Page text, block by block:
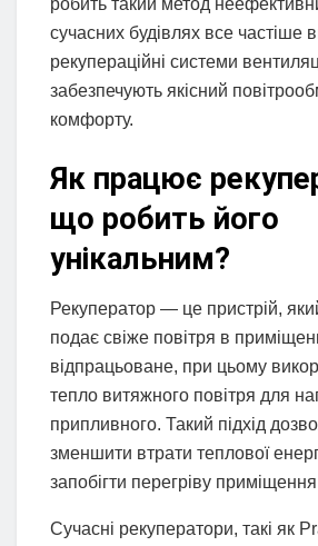
сучасних будівлях все частіше
рекупераційні системи
забезпечують якісний
комфорту.
Як працює
що робить його
унікальним?
Рекуператор — це пристрій,
подає свіже повітря в
відпрацьоване, при цьому
тепло витяжного повітря для
припливного. Такий підхід
зменшити втрати теплової
запобігти перегріву приміщення
Сучасні рекуператори, такі як